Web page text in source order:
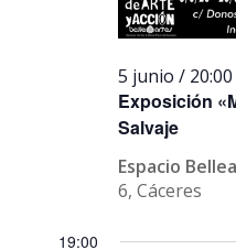
Exposición
Salvaje
5 junio / 20:00
Espacio
6, Cáceres
19:00